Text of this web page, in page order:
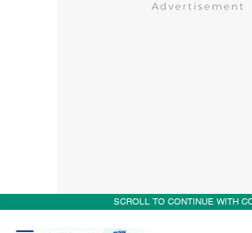
SCROLL TO CONTINUE WITH